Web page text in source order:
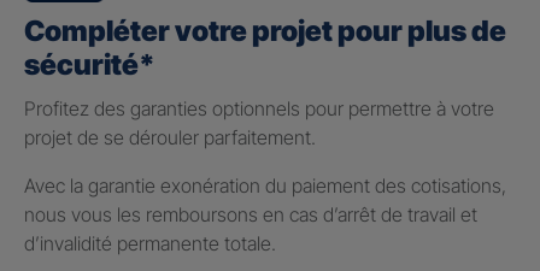
Compléter votre projet pour plus de
sécurité*
Profitez des garanties optionnels pour permettre à votre
projet de se dérouler parfaitement.
Avec la garantie exonération du paiement des cotisations,
nous vous les remboursons en cas d’arrêt de travail et
d’invalidité permanente totale.